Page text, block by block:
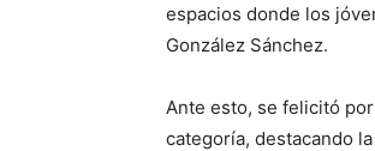
espacios donde los
González Sánchez.
Ante esto, se felicitó
categoría, destacando